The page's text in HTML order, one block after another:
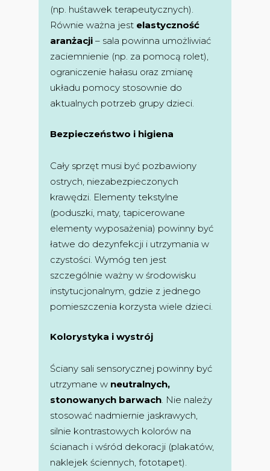
(np. huśtawek terapeutycznych).
Równie ważna jest elastyczność
aranżacji – sala powinna umożliwiać
zaciemnienie (np. za pomocą rolet),
ograniczenie hałasu oraz zmianę
układu pomocy stosownie do
aktualnych potrzeb grupy dzieci.
Bezpieczeństwo i higiena
Cały sprzęt musi być pozbawiony
ostrych, niezabezpieczonych
krawędzi. Elementy tekstylne
(poduszki, maty, tapicerowane
elementy wyposażenia) powinny być
łatwe do dezynfekcji i utrzymania w
czystości. Wymóg ten jest
szczególnie ważny w środowisku
instytucjonalnym, gdzie z jednego
pomieszczenia korzysta wiele dzieci.
Kolorystyka i wystrój
Ściany sali sensorycznej powinny być
utrzymane w neutralnych,
stonowanych barwach . Nie należy
stosować nadmiernie jaskrawych,
silnie kontrastowych kolorów na
ścianach i wśród dekoracji (plakatów,
naklejek ściennych, fototapet).